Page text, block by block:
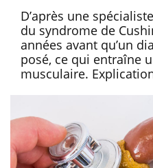
D’après une
du syndrome de
années avant qu’un
posé, ce qui entraîne
musculaire.